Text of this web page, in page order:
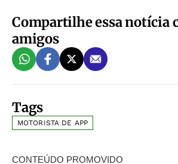
Compartilhe essa notícia
amigos
Tags
MOTORISTA DE APP